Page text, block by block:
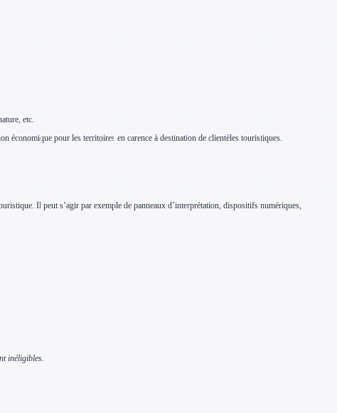
etc.
économique pour les territoires en carence à destination de clientèles touristiques.
Il peut s’agir par exemple de panneaux d’interprétation, dispositifs numériques,
inéligibles.